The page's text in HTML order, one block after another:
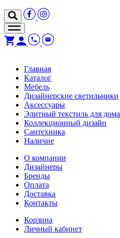
Главная
Каталог
Мебель
Дизайнерские светильники
Аксессуары
Элитный текстиль для дома
Коллекционный дизайн
Сантехника
Наличие
О компании
Дизайнеры
Бренды
Оплата
Доставка
Контакты
Корзина
Личный кабинет